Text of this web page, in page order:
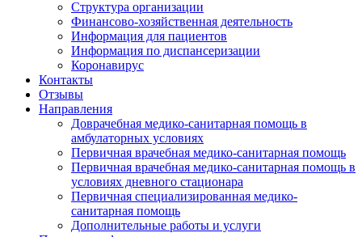
Структура организации
Финансово-хозяйственная деятельность
Информация для пациентов
Информация по диспансеризации
Коронавирус
Контакты
Отзывы
Направления
Доврачебная медико-санитарная помощь в
амбулаторных условиях
Первичная врачебная медико-санитарная помощь
Первичная врачебная медико-санитарная помощь в
условиях дневного стационара
Первичная специализированная медико-
санитарная помощь
Дополнительные работы и услуги